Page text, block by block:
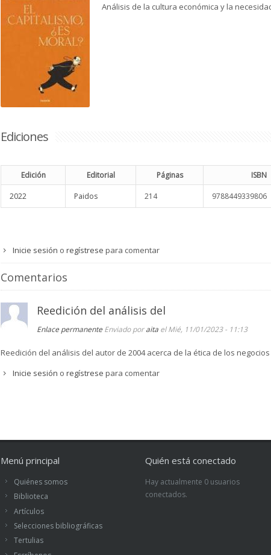
Análisis de la cultura económica y la
Ediciones
Edición Editorial Páginas ISBN
2022 Paidos 214 9788449339806
Inicie sesión o regístrese para comentar
Comentarios
Reedición del análisis del
Enlace permanente Enviado poraita el Mié, 11/01/2023 - 11:13
Reedición del análisis del autor de 2004 acerca de la ética de los
Inicie sesión o regístrese para comentar
Menú principal
Quiénes somos
Biblioteca
Artículos
Selecciones bibliográficas
Tertulias
Quién está conectado
Hay actualmente 0 usuarios
conectados.